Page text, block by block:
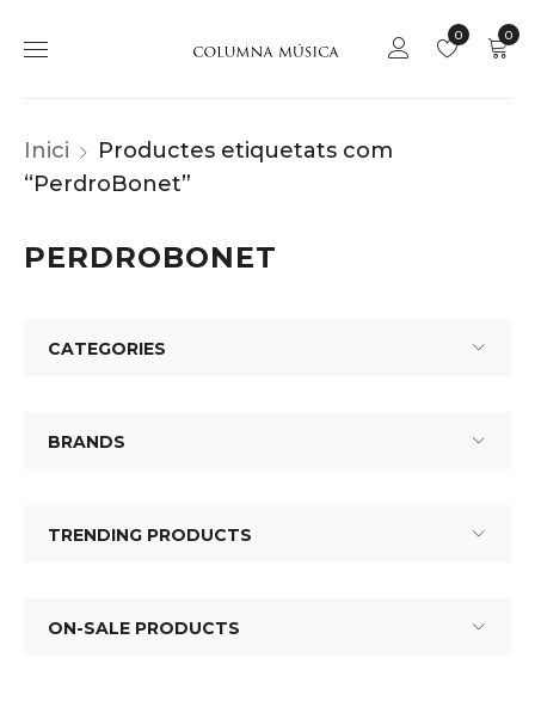
0
0
Inici
Productes etiquetats com
“PerdroBonet”
PERDROBONET
CATEGORIES
BRANDS
TRENDING PRODUCTS
ON-SALE PRODUCTS